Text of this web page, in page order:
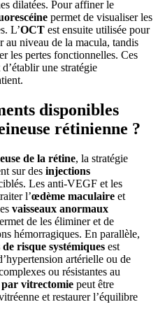
dilatées. Pour affiner le
permet de visualiser les
L’OCT est ensuite utilisée pour
au niveau de la macula, tandis
les pertes fonctionnelles. Ces
une stratégie
disponibles
rétinienne ?
de la rétine, la stratégie
sur des injections
Les anti-VEGF et les
l’œdème maculaire et
vaisseaux anormaux
de les éliminer et de
hémorragiques. En parallèle,
risque systémiques est
artérielle ou de
ou résistantes au
vitrectomie peut être
et restaurer l’équilibre